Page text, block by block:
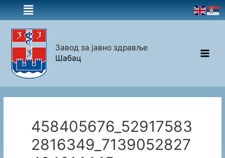
Завод за јавно здравље
Шабац
458405676_52917583
2816349_7139052827